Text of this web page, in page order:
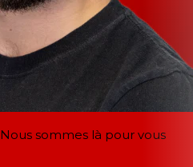
sommes là pour vous